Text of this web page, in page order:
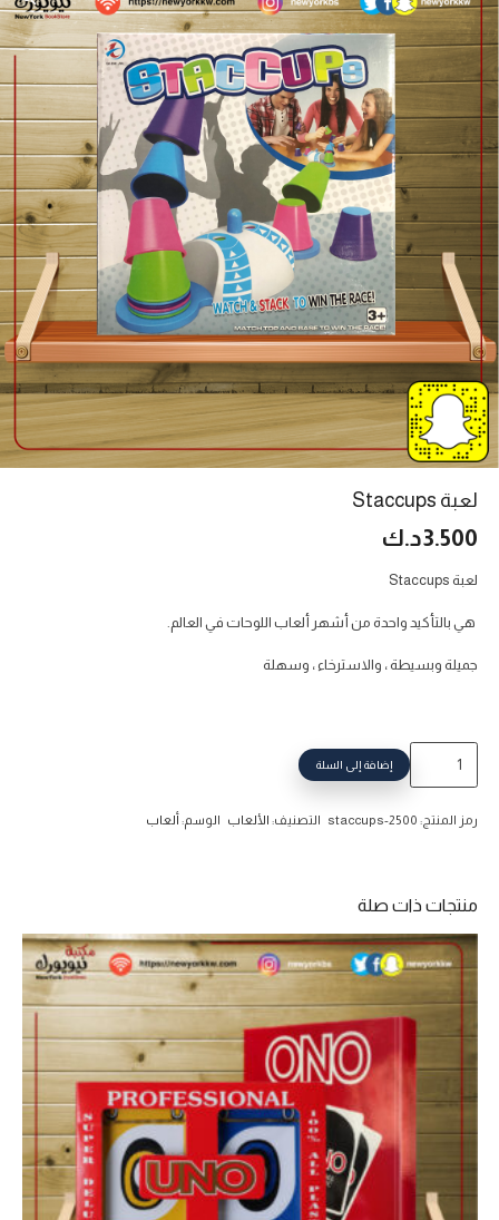
لعبة Staccups
3.500د.ك
لعبة Staccups
هي بالتأكيد واحدة من أشهر ألعاب اللوحات في العالم.
جميلة وبسيطة ، والاسترخاء ، وسهلة
كمية
لعبة
إضافة إلى السلة
رمز المنتج: staccups-2500 التصنيف: الألعاب الوسم:ألعاب
منتجات ذات صلة